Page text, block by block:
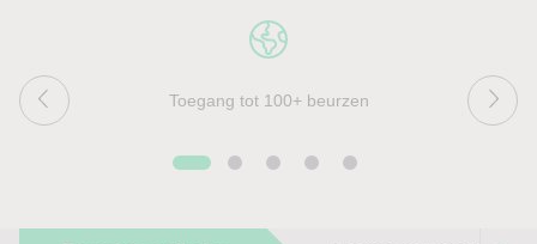
Toegang tot 100+ beurzen